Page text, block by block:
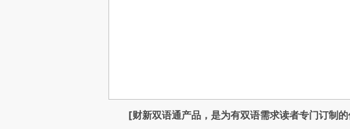
[财新双语通产品，是为有双语需求读者专门订制的